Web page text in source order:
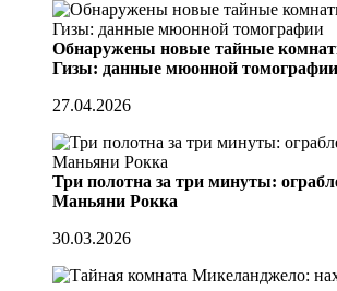
Обнаружены новые тайные
Гизы: данные мюонной томографии
27.04.2026
Три полотна за три минуты:
Маньяни Рокка
30.03.2026